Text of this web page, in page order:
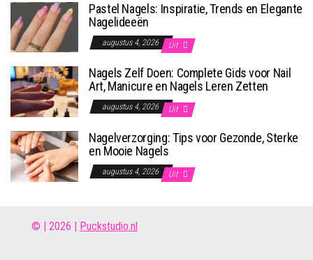
Pastel Nagels: Inspiratie, Trends en Elegante
Nagelideeën
augustus 4, 2026 Uit
Nagels Zelf Doen: Complete Gids voor Nail
Art, Manicure en Nagels Leren Zetten
augustus 4, 2026 Uit
Nagelverzorging: Tips voor Gezonde, Sterke
en Mooie Nagels
augustus 4, 2026 Uit
© | 2026 | Puckstudio.nl